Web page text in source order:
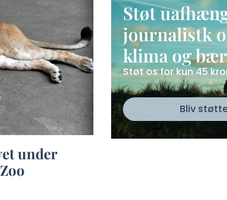
under
Støt
journalistk
klima og
Støt os for kun 45
Bliv